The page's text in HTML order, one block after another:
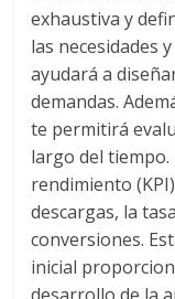
de
en
exhaustiva y
las necesidades
ayudará a
demandas.
te permitirá
largo del tiempo.
rendimiento
descargas, la
conversiones.
inicial